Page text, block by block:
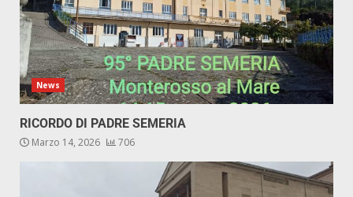
News
RICORDO DI PADRE SEMERIA
Marzo 14, 2026 706